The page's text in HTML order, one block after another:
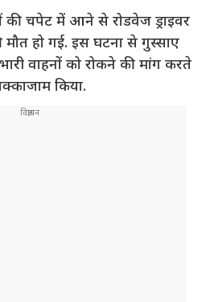
की चपेट में आने से रोडवेज ड्राइवर
मौत हो गई. इस घटना से गुस्साए
वाहनों को रोकने की मांग करते
किया.